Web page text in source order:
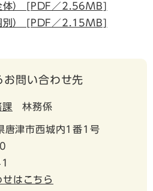
体） [PDF／2.56MB]
別） [PDF／2.15MB]
お問い合わせ先
課 林務係
唐津市西城内1番1号
はこちら